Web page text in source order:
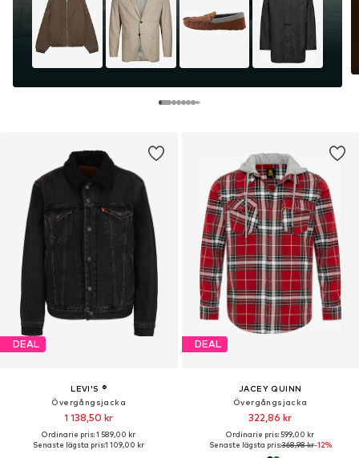
DEAL
LEVI'S ®
Övergångsjacka
1 138,50 kr
Ordinarie pris: 1 589,00 kr
Senaste lägsta pris:1 109,00 kr
DEAL
JACEY QUINN
Övergångsjacka
322,86 kr
Ordinarie pris: 599,00 kr
Senaste lägsta pris:368,98 kr-12%